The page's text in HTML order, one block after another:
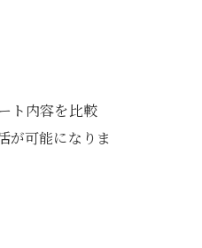
ト内容を比較
が可能になりま